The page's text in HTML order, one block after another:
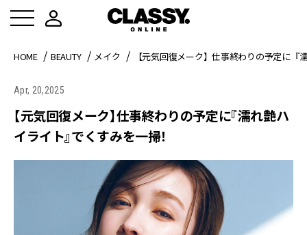
HOME BEAUTY メイク 【元気回復メーク】仕事終わりの予定に
Apr, 20,2025
【元気回復メーク】仕事終わりの予定に『濡れ艶ハ
イライト』でくすみを一掃！